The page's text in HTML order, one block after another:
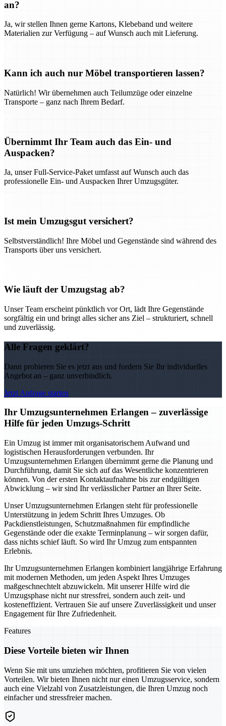
an?
Ja, wir stellen Ihnen gerne Kartons, Klebeband und weitere
Materialien zur Verfügung – auf Wunsch auch mit Lieferung.
Kann ich auch nur Möbel transportieren lassen?
Natürlich! Wir übernehmen auch Teilumzüge oder einzelne
Transporte – ganz nach Ihrem Bedarf.
Übernimmt Ihr Team auch das Ein- und
Auspacken?
Ja, unser Full-Service-Paket umfasst auf Wunsch auch das
professionelle Ein- und Auspacken Ihrer Umzugsgüter.
Ist mein Umzugsgut versichert?
Selbstverständlich! Ihre Möbel und Gegenstände sind während des
Transports über uns versichert.
Wie läuft der Umzugstag ab?
Unser Team erscheint pünktlich vor Ort, lädt Ihre Gegenstände
sorgfältig ein und bringt alles sicher ans Ziel – strukturiert, schnell
und zuverlässig.
Alle Fragen geklärt?
Dann probieren Sie es jetzt aus und fordern Sie Ihr individuelles
Angebot an – ganz unverbindlich.
Jetzt Anfrage starten
Ihr Umzugsunternehmen Erlangen – zuverlässige
Hilfe für jeden Umzugs-Schritt
Ein Umzug ist immer mit organisatorischem Aufwand und
logistischen Herausforderungen verbunden. Ihr
Umzugsunternehmen Erlangen übernimmt gerne die Planung und
Durchführung, damit Sie sich auf das Wesentliche konzentrieren
können. Von der ersten Kontaktaufnahme bis zur endgültigen
Abwicklung – wir sind Ihr verlässlicher Partner an Ihrer Seite.
Unser Umzugsunternehmen Erlangen steht für professionelle
Unterstützung in jedem Schritt Ihres Umzuges. Ob
Packdienstleistungen, Schutzmaßnahmen für empfindliche
Gegenstände oder die exakte Terminplanung – wir sorgen dafür,
dass nichts schief läuft. So wird Ihr Umzug zum entspannten
Erlebnis.
Ihr Umzugsunternehmen Erlangen kombiniert langjährige Erfahrung
mit modernen Methoden, um jeden Aspekt Ihres Umzuges
maßgeschnechtelt abzuwickeln. Mit unserer Hilfe wird die
Umzugsphase nicht nur stressfrei, sondern auch zeit- und
kosteneffizient. Vertrauen Sie auf unsere Zuverlässigkeit und unser
Engagement für Ihre Zufriedenheit.
Features
Diese Vorteile bieten wir Ihnen
Wenn Sie mit uns umziehen möchten, profitieren Sie von vielen
Vorteilen. Wir bieten Ihnen nicht nur einen Umzugsservice, sondern
auch eine Vielzahl von Zusatzleistungen, die Ihren Umzug noch
einfacher und stressfreier machen.